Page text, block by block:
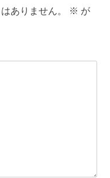
ありません。 ※ が